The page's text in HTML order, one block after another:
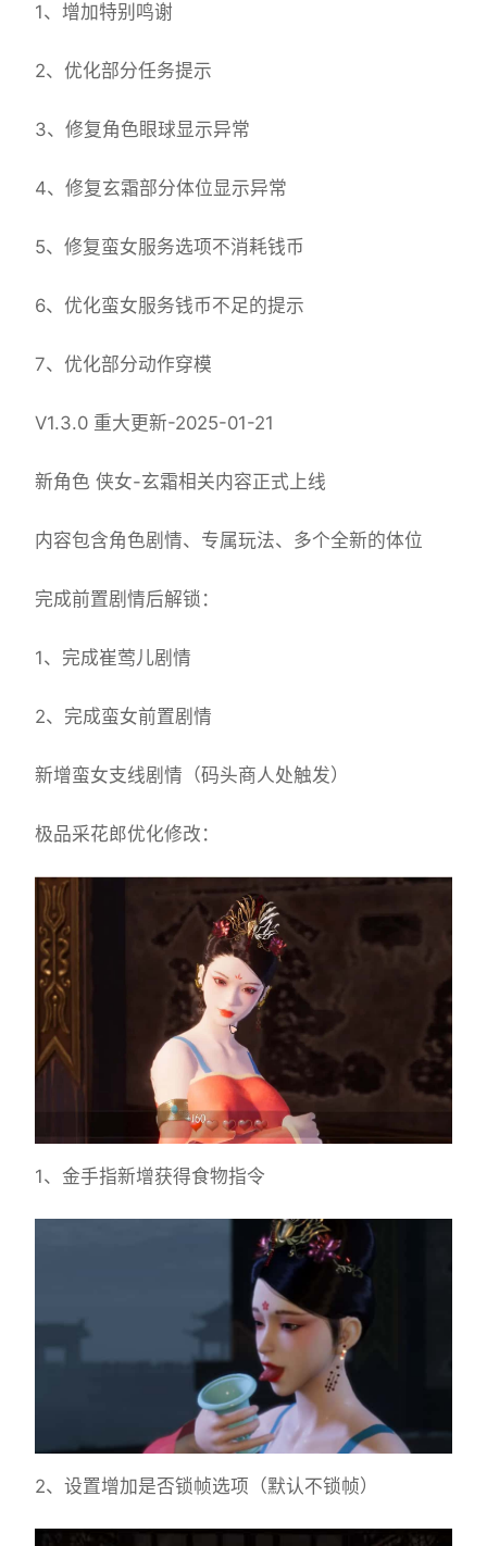
1、增加特别鸣谢
2、优化部分任务提示
3、修复角色眼球显示异常
4、修复玄霜部分体位显示异常
5、修复蛮女服务选项不消耗钱币
6、优化蛮女服务钱币不足的提示
7、优化部分动作穿模
V1.3.0 重大更新-2025-01-21
新角色 侠女-玄霜相关内容正式上线
内容包含角色剧情、专属玩法、多个全新的体位
完成前置剧情后解锁：
1、完成崔莺儿剧情
2、完成蛮女前置剧情
新增蛮女支线剧情（码头商人处触发）
极品采花郎优化修改：
1、金手指新增获得食物指令
2、设置增加是否锁帧选项（默认不锁帧）